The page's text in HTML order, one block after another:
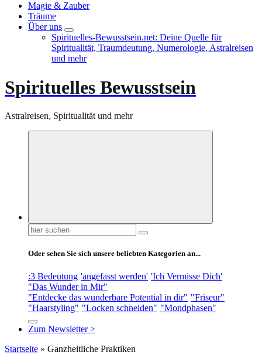
Magie & Zauber
Träume
Über uns
Spirituelles-Bewusstsein.net: Deine Quelle für
Spiritualität, Traumdeutung, Numerologie, Astralreisen
und mehr
Spirituelles Bewusstsein
Astralreisen, Spiritualität und mehr
Suchen
nach:
Oder sehen Sie sich unsere beliebten Kategorien an...
:3 Bedeutung 'angefasst werden' 'Ich Vermisse Dich'
"Das Wunder in Mir"
"Entdecke das wunderbare Potential in dir" "Friseur"
"Haarstyling" "Locken schneiden" "Mondphasen"
Zum Newsletter >
Startseite » Ganzheitliche Praktiken